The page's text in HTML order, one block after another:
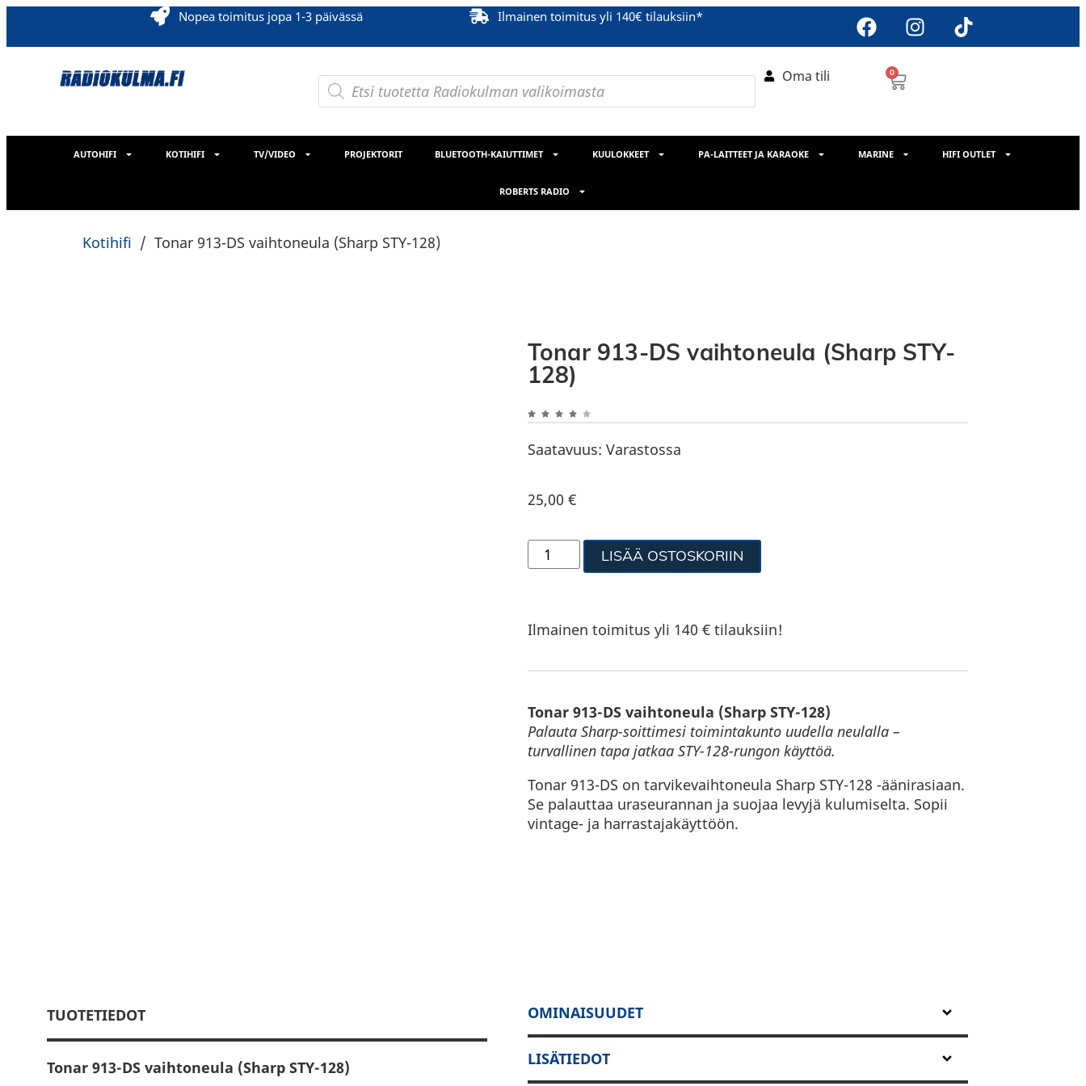
Nopea toimitus jopa 1-3 päivässä Ilmainen toimitus yli 140€ tilauksiin*
Oma tili 0
AUTOHIFI KOTIHIFI TV/VIDEO PROJEKTORIT BLUETOOTH-KAIUTTIMET KUULOKKEET PA-LAITTEET JA KARAOKE MARINE HIFI OUTLET
ROBERTS RADIO
Kotihifi / Tonar 913-DS vaihtoneula (Sharp STY-128)
Tonar 913-DS vaihtoneula (Sharp STY-
128)
Saatavuus: Varastossa
25,00 €
LISÄÄ OSTOSKORIIN
Ilmainen toimitus yli 140 € tilauksiin!
Tonar 913-DS vaihtoneula (Sharp STY-128)
Palauta Sharp-soittimesi toimintakunto uudella neulalla –
turvallinen tapa jatkaa STY-128-rungon käyttöä.
Tonar 913-DS on tarvikevaihtoneula Sharp STY-128 -äänirasiaan.
Se palauttaa uraseurannan ja suojaa levyjä kulumiselta. Sopii
vintage- ja harrastajakäyttöön.
TUOTETIEDOT
Tonar 913-DS vaihtoneula (Sharp STY-128)
OMINAISUUDET
LISÄTIEDOT